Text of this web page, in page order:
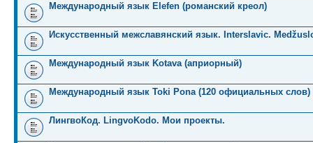
Международный язык Elefen (романский креол)
Искусственный межславянский язык. Interslavic.
Международный язык Kotava (априорный)
Международный язык Toki Pona (120 официальных слов)
ЛингвоКод. LingvoKodo. Мои проекты.